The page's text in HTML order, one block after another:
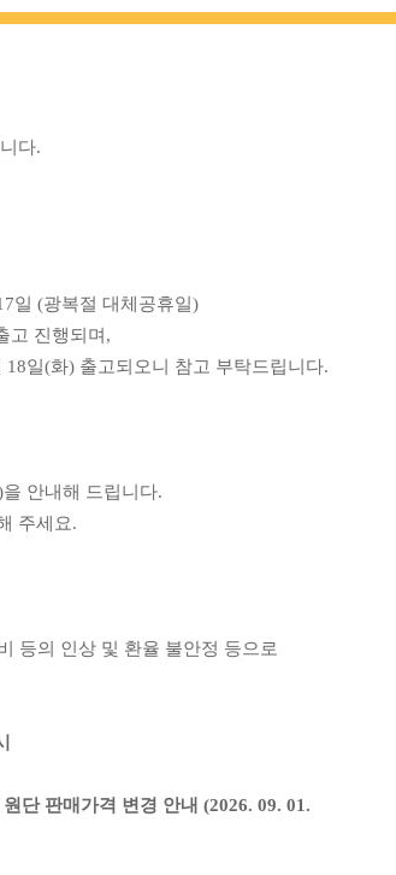
기초부
(Basic
다.
일 (광복절 대체공휴일)
고 진행되며,
일(화) 출고되오니 참고 부탁드립니다.
을 안내해 드립니다.
주세요.
등의 인상 및 환율 불안정 등으로
단 판매가격 변경 안내 (2026. 09. 01.
요 상품소개, 도매거래 안내
부자재
해피베어스 기